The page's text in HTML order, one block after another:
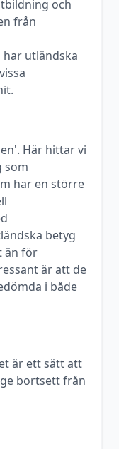
och
från
utländska
Här hittar vi
som
har en större
betyg
än för
är att de
i både
är ett sätt att
bortsett från